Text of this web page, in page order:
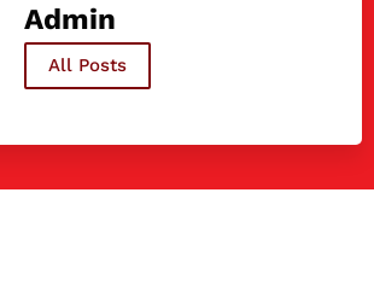
Admin
All Posts